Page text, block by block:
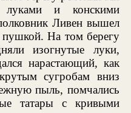
и конскими
Ливен вышел
На том берегу
изогнутые луки,
нарастающий, как
сугробам вниз
пыль, помчались
татары с кривыми